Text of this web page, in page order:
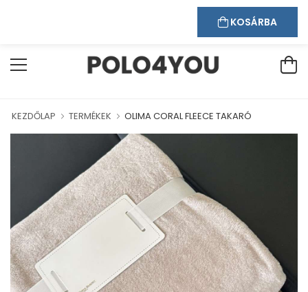
Bejelentkezés Regisztráció
KEZDŐLAP TERMÉKEK OLIMA CORAL FLEECE TAKARÓ
KOSÁRBA